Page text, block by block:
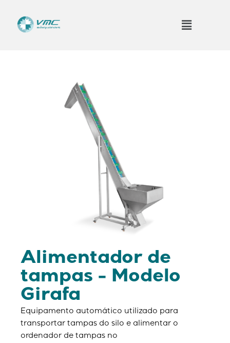
Alimentador de
tampas - Modelo
Girafa
Equipamento automático utilizado para
transportar tampas do silo e alimentar o
ordenador de tampas no